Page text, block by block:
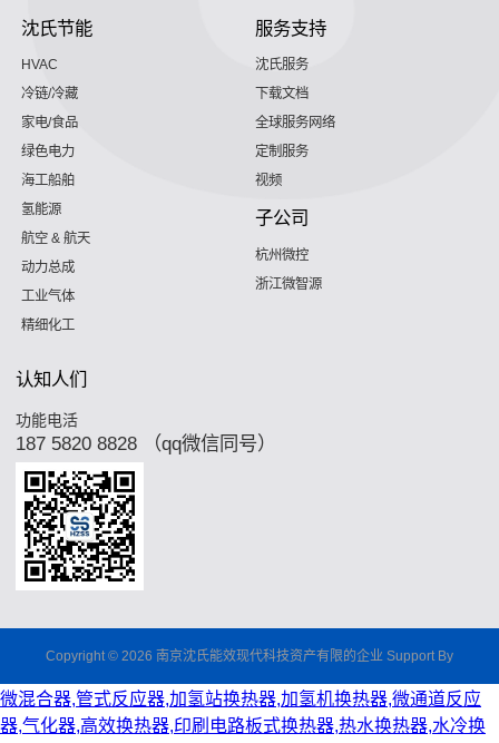
沈氏节能
HVAC
冷链/冷藏
家电/食品
绿色电力
海工船舶
氢能源
航空 & 航天
动力总成
工业气体
精细化工
服务支持
沈氏服务
下载文档
全球服务网络
定制服务
视频
子公司
杭州微控
浙江微智源
认知人们
功能电活
187 5820 8828 （qq微信同号）
Copyright © 2026 南京沈氏能效现代科技资产有限的企业 Support By
微混合器,管式反应器,加氢站换热器,加氢机换热器,微通道反应
器,气化器,高效换热器,印刷电路板式换热器,热水换热器,水冷换